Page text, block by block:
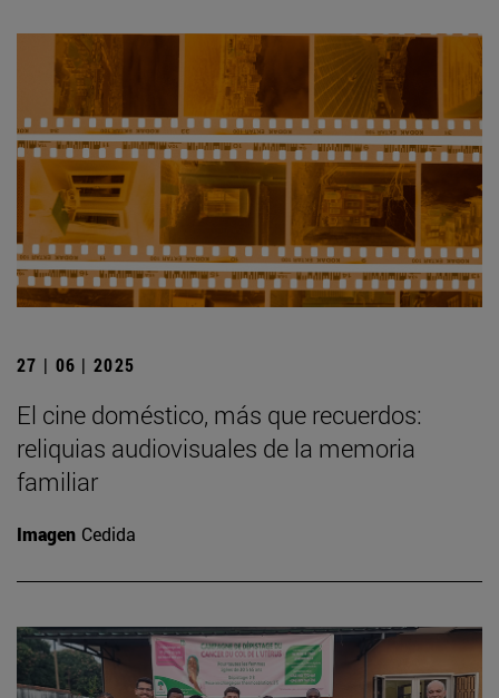
27 | 06 | 2025
El cine doméstico, más que recuerdos:
reliquias audiovisuales de la memoria
familiar
Imagen Cedida